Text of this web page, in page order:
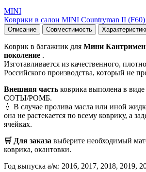
MINI
Коврики в салон MINI Countryman II
Описание Совместимость
Коврик в багажник для Мини Кантримен
поколение .
Изготавливается из качественного,
Российского производства, который не
Внешняя часть коврика выполена в
СОТЫ/РОМБ.
💧 В случае пролива масла или иной
она не растекается по всему коврику, а
ячейках.
🛒 Для заказа выберите необходимый
коврика, окантовки.
Год выпуска а/м: 2016, 2017, 2018, 2019,